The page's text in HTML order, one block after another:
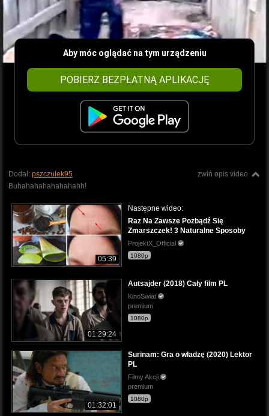
Aby móc oglądać na tym urządzeniu
POBIERZ BEZPŁATNĄ APLIKACJĘ
zwiń opis video
Dodał: pszczulek95
Buhahahahahahahahh!
05:39
Następne wideo:
Raz Na Zawsze Pozbądź Się
Zmarszczek! 3 Naturalne Sposoby
ProjektX_Official
1080p
01:29:24
Autsajder (2018) Cały film PL
KinoSwiat
premium
1080p
01:32:01
Surinam: Gra o władzę (2020) Lektor
PL
Filmy Akcji
premium
1080p